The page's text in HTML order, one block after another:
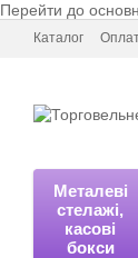
Перейти до
Каталог
Металеві
стелажі,
касові
бокси